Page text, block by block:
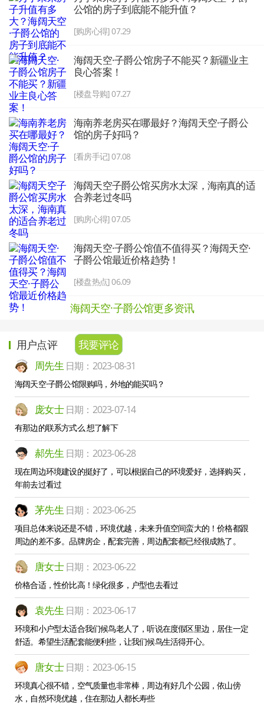
公馆的房子到底能不能升值？
[购房心得] 07.29
海阔天空·子爵公馆房子不能买？新疆业主
良心答案！
[楼盘导购] 07.27
海南养老房买在哪最好？海阔天空·子爵公
馆的房子好吗？
[看房手记] 07.08
海阔天空子爵公馆买房水太深，海南真的适
合养老过冬吗
[购房心得] 07.05
海阔天空·子爵公馆值不值得买？海阔天空·
子爵公馆最近价格趋势！
[楼盘热点] 06.09
海阔天空·子爵公馆更多资讯
用户点评 我要评论
周先生 日期：2023-08-31
海阔天空·子爵公馆限购吗，外地的能买吗？
庞女士 日期：2023-07-14
有那边的联系方式么 想了解下
郝先生 日期：2023-06-28
现在周边环境建设的挺好了，可以根据自己的环境爱好，选择购买，
年前去过看过
茅先生 日期：2023-06-25
项目总体来说还是不错，环境优越，未来升值空间蛮大的！价格都跟
周边的差不多。品牌房企，配套完善，周边配套都已经很成熟了。
唐女士 日期：2023-06-22
价格合适，性价比高！绿化很多，户型也去看过
袁先生 日期：2023-06-17
环境和小户型太适合我们候鸟老人了，听说在度假区里边，居住一定
舒适。希望生活配套能便利些，让我们候鸟生活得开心。
唐女士 日期：2023-06-15
环境真心很不错，空气质量也非常棒，周边有好几个公园，依山傍
水，自然环境优越，住在那边人都长寿些